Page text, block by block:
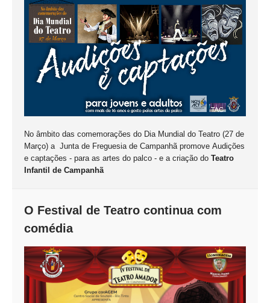
No âmbito das comemorações do Dia Mundial do Teatro (27 de
Março) a Junta de Freguesia de Campanhã promove Audições
e captações - para as artes do palco - e a criação do Teatro
Infantil de Campanhã
O Festival de Teatro continua com
comédia